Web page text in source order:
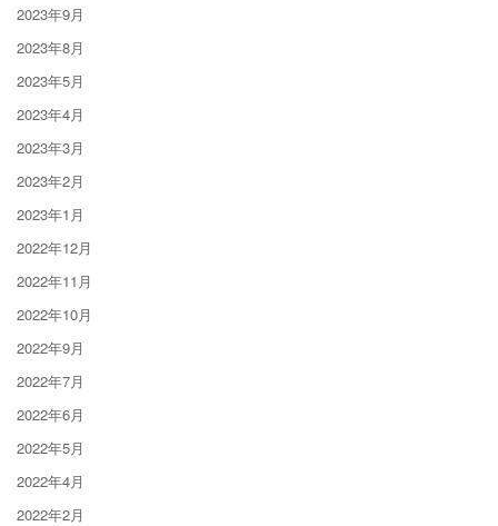
2023年9月
2023年8月
2023年5月
2023年4月
2023年3月
2023年2月
2023年1月
2022年12月
2022年11月
2022年10月
2022年9月
2022年7月
2022年6月
2022年5月
2022年4月
2022年2月